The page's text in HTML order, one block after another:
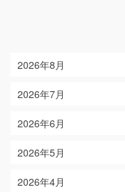
2026年8月
2026年7月
2026年6月
2026年5月
2026年4月